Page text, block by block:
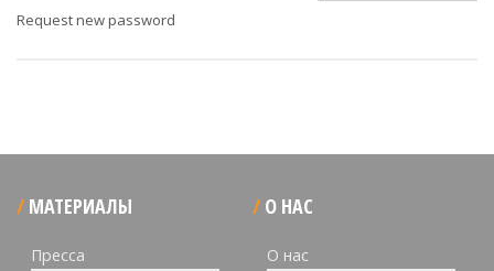
Request new password
МАТЕРИАЛЫ
Пресса
О НАС
О нас